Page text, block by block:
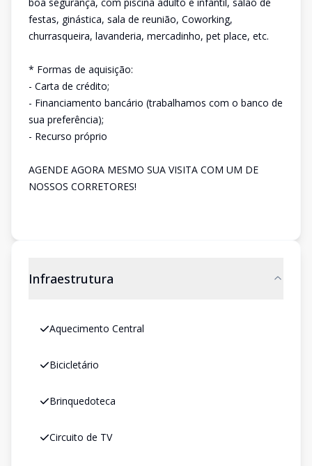
festas, ginástica, sala de reunião, Coworking,
churrasqueira, lavanderia, mercadinho, pet place, etc.
* Formas de aquisição:
- Carta de crédito;
- Financiamento bancário (trabalhamos com o banco de
sua preferência);
- Recurso próprio
AGENDE AGORA MESMO SUA VISITA COM UM DE
NOSSOS CORRETORES!
Infraestrutura
Aquecimento Central
Bicicletário
Brinquedoteca
Circuito de TV